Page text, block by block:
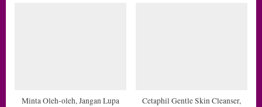
Minta Oleh-oleh, Jangan Lupa
Cetaphil Gentle Skin Cleanser,